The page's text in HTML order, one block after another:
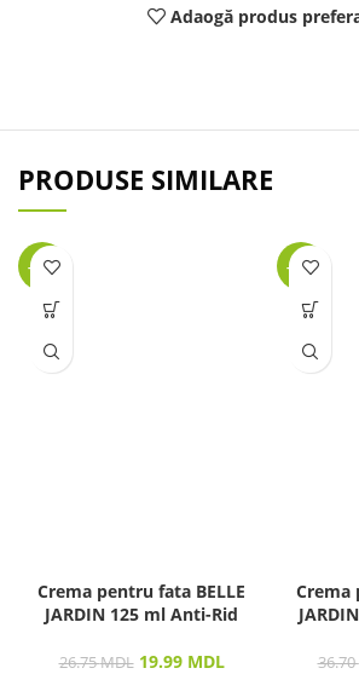
Adaogă produs
PRODUSE SIMILARE
-25%
Crema pentru fata BELLE
JARDIN 125 ml Anti-Rid
26.75MDL 19.99 MDL
-32%
Crema
36.70